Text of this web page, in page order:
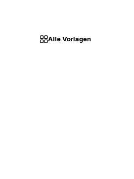
Alle Vorlagen